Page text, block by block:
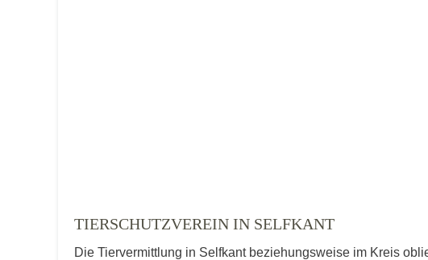
TIERSCHUTZVEREIN IN SELFKANT
Die Tiervermittlung in Selfkant beziehungsweise im Kreis